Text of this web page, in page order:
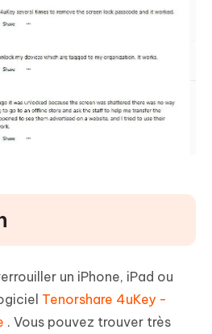
un iPhone, iPad ou
Tenorshare 4uKey -
. Vous pouvez trouver très